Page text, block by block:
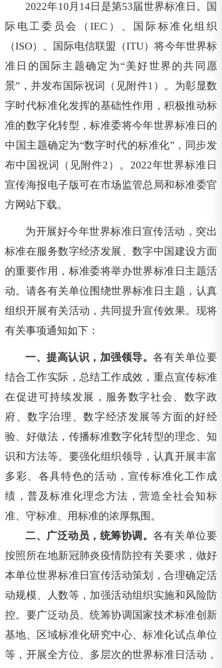
2022年10月 14日是第53届世界标准日。国
际电工委员会（IEC ）、国际标准化组织
（ISO）、国际电信联盟（ITU）将今年世界标
准日的国际主题确定为“美好世界的共同愿
景”，并发布国际祝词（ 见附件1 ）。为彰显数
字时代标准化发挥的基础性作用，积极推动标
准的数字化转型，标准委将今年世界标准日的
中国主题确定为“数字时代的标准化”，同步发
布中国祝词（见附件2 ）。 2022年世界标准日
宣传海报电子版可在市场监管总局和标准委官
方网站下载。
为开展好今年世界标准日宣传活动，突出
标准在服务数字经济发展、数字中国建设方面
的重要作用，标准委将举办世界标准日主题活
动。请各有关单位围绕世界标准日主题，认真
组织开展有关活动，共同提升宣传效果。现将
有关事项通知如下：
一、提高认识，加强领导。各有关单位要
结合工作实际，总结工作成效，重点宣传标准
在促进可持续发展，服务数字社会、数字政
府、数字治理、数字经济发展等方面的好经
验、好做法，传播标准数字化转型的理念、知
识和方法等。要强化组织领导，认真开展丰富
多彩、各具特色的活动，宣传标准化工作成
绩，普及标准化理念方法，营造全社会知标
准、守标准、用标准的浓厚氛围。
二、广泛动员，统筹协调 。各有关单位要
按照所在地新冠肺炎疫情防控有关要求，做好
本单位世界标准日宣传活动策划，合理确定活
动规模、人数等，加强活动组织实施和风险防
控。要广泛动员、统筹协调国家技术标准创新
基地、区域标准化研究中心、标准化试点单位
等，开展全方位、多层次的世界标准日活动，